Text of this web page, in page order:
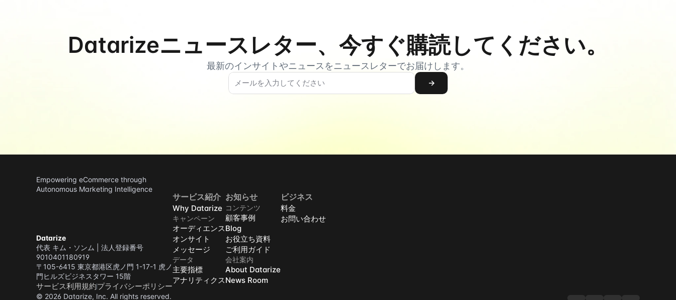
Datarizeニュースレター、今すぐ購読してください。
最新のインサイトやニュースをニュースレターでお届けします。
→
Empowering eCommerce through
Autonomous Marketing Intelligence
Datarize
代表 キム・ソンム | 法人登録番号
9010401180919
〒105-6415 東京都港区虎ノ門 1-17-1 虎ノ
門ヒルズビジネスタワー 15階
サービス利用規約プライバシーポリシー
© 2026 Datarize, Inc. All rights reserved.
サービス紹介
Why Datarize
キャンペーン
オーディエンス
オンサイト
メッセージ
データ
主要指標
アナリティクス
お知らせ
コンテンツ
顧客事例
Blog
お役立ち資料
ご利用ガイド
会社案内
About Datarize
News Room
ビジネス
料金
お問い合わせ